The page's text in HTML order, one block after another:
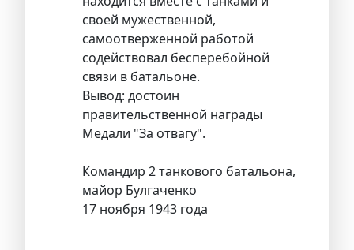
своей мужественной,
самоотверженной работой
содействовал бесперебойной
связи в батальоне.
Вывод: достоин
правительственной награды
Медали "За отвагу".
Командир 2 танкового батальона,
майор Булгаченко
17 ноября 1943 года